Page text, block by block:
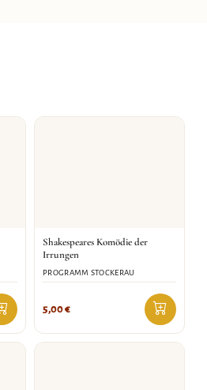
Shakespeares Komödie der
Irrungen
PROGRAMM STOCKERAU
5,00€